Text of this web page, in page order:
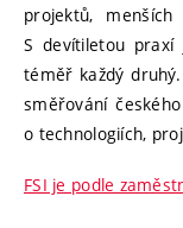
projektů,
S devítiletou praxí
téměř každý
směřování
o technologiích,
FSI je podle